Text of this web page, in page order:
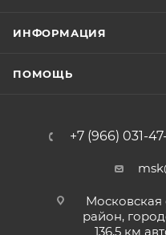
ИНФОРМАЦИЯ
ПОМОЩЬ
+7 (966) 031-
Московская
район,
136,5 км